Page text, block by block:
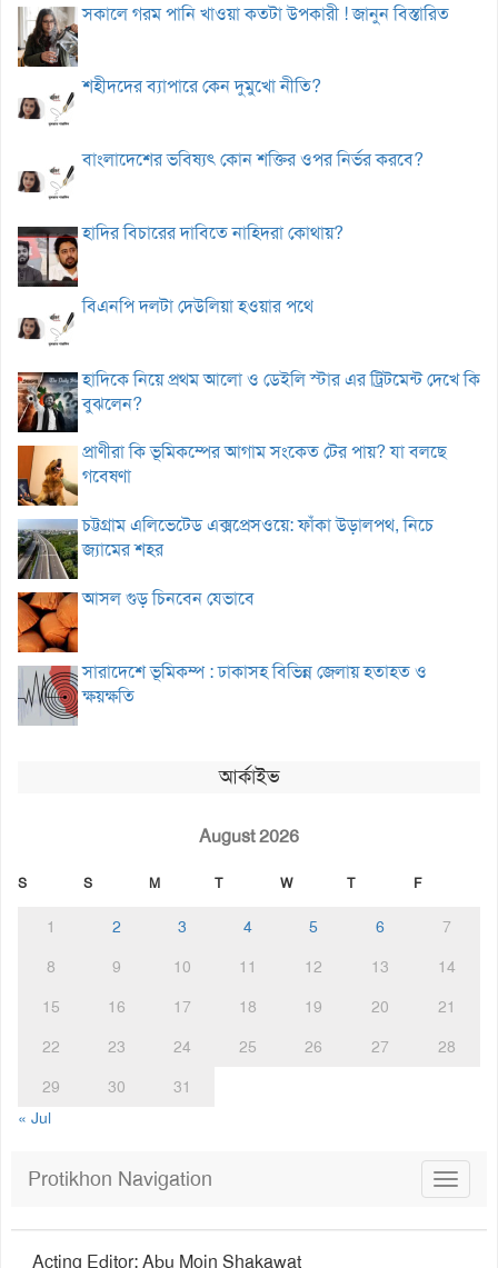
সকালে গরম পানি খাওয়া কতটা উপকারী ! জানুন বিস্তারিত
শহীদদের ব্যাপারে কেন দুমুখো নীতি?
বাংলাদেশের ভবিষ্যৎ কোন শক্তির ওপর নির্ভর করবে?
হাদির বিচারের দাবিতে নাহিদরা কোথায়?
বিএনপি দলটা দেউলিয়া হওয়ার পথে
হাদিকে নিয়ে প্রথম আলো ও ডেইলি স্টার এর ট্রিটমেন্ট দেখে কি
বুঝলেন?
প্রাণীরা কি ভূমিকম্পের আগাম সংকেত টের পায়? যা বলছে
গবেষণা
চট্টগ্রাম এলিভেটেড এক্সপ্রেসওয়ে: ফাঁকা উড়ালপথ, নিচে
জ্যামের শহর
আসল গুড় চিনবেন যেভাবে
সারাদেশে ভূমিকম্প : ঢাকাসহ বিভিন্ন জেলায় হতাহত ও
ক্ষয়ক্ষতি
আর্কাইভ
August 2026
S S M T W T F
1 2 3 4 5 6
7
8
9 10 11 12 13
14
15
16 17 18 19 20
21
22
23 24 25 26 27
28
29
30
31
« Jul
Toggle
Protikhon Navigation
Acting Editor: Abu Moin Shakawat